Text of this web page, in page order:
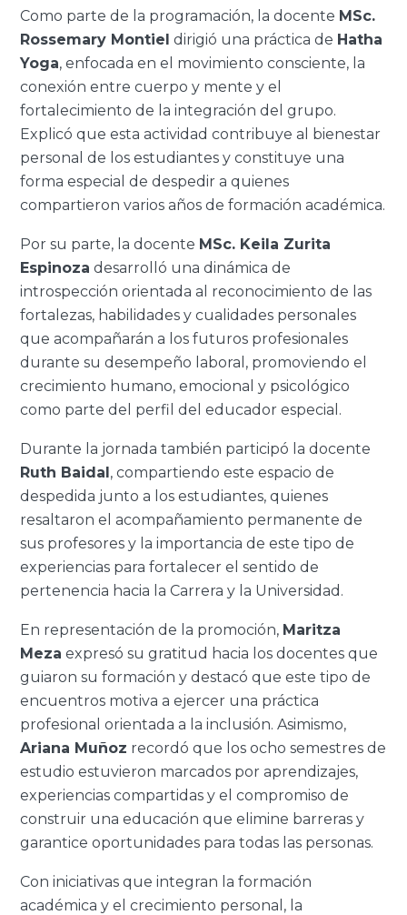
Como parte de la programación, la docente MSc.
Rossemary Montiel dirigió una práctica de Hatha
Yoga, enfocada en el movimiento consciente, la
conexión entre cuerpo y mente y el
fortalecimiento de la integración del grupo.
Explicó que esta actividad contribuye al bienestar
personal de los estudiantes y constituye una
forma especial de despedir a quienes
compartieron varios años de formación académica.
Por su parte, la docente MSc. Keila Zurita
Espinoza desarrolló una dinámica de
introspección orientada al reconocimiento de las
fortalezas, habilidades y cualidades personales
que acompañarán a los futuros profesionales
durante su desempeño laboral, promoviendo el
crecimiento humano, emocional y psicológico
como parte del perfil del educador especial.
Durante la jornada también participó la docente
Ruth Baidal, compartiendo este espacio de
despedida junto a los estudiantes, quienes
resaltaron el acompañamiento permanente de
sus profesores y la importancia de este tipo de
experiencias para fortalecer el sentido de
pertenencia hacia la Carrera y la Universidad.
En representación de la promoción, Maritza
Meza expresó su gratitud hacia los docentes que
guiaron su formación y destacó que este tipo de
encuentros motiva a ejercer una práctica
profesional orientada a la inclusión. Asimismo,
Ariana Muñoz recordó que los ocho semestres de
estudio estuvieron marcados por aprendizajes,
experiencias compartidas y el compromiso de
construir una educación que elimine barreras y
garantice oportunidades para todas las personas.
Con iniciativas que integran la formación
académica y el crecimiento personal, la